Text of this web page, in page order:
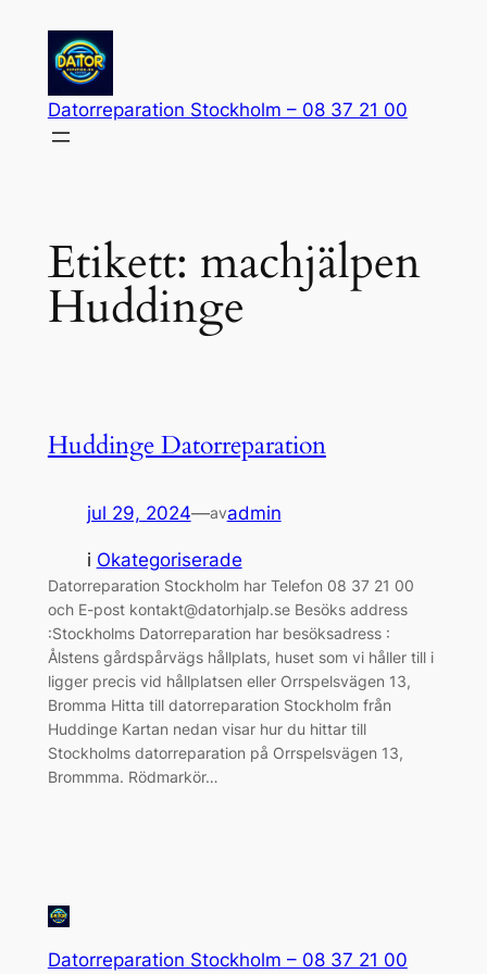
innehåll
Datorreparation Stockholm – 08 37 21 00
Etikett: machjälpen
Huddinge
Huddinge Datorreparation
jul 29, 2024—avadmin
i Okategoriserade
Datorreparation Stockholm har Telefon 08 37 21 00
och E-post kontakt@datorhjalp.se Besöks address
:Stockholms Datorreparation har besöksadress :
Ålstens gårdspårvägs hållplats, huset som vi håller till i
ligger precis vid hållplatsen eller Orrspelsvägen 13,
Bromma Hitta till datorreparation Stockholm från
Huddinge Kartan nedan visar hur du hittar till
Stockholms datorreparation på Orrspelsvägen 13,
Brommma. Rödmarkör…
Datorreparation Stockholm – 08 37 21 00